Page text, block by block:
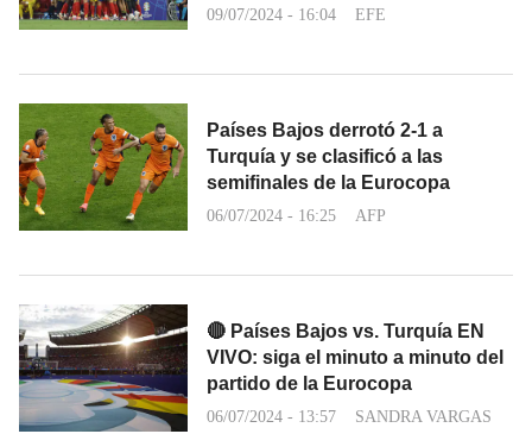
09/07/2024 - 16:04 EFE
Países Bajos derrotó 2-1 a
Turquía y se clasificó a las
semifinales de la Eurocopa
06/07/2024 - 16:25 AFP
🔴 Países Bajos vs. Turquía EN
VIVO: siga el minuto a minuto del
partido de la Eurocopa
06/07/2024 - 13:57 SANDRA VARGAS